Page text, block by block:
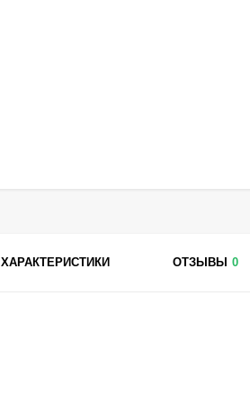
ХАРАКТЕРИСТИКИ ОТЗЫВЫ 0